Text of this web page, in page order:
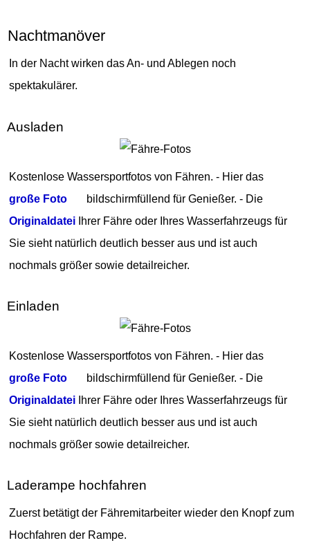
Nachtmanöver
In der Nacht wirken das An- und Ablegen noch
spektakulärer.
Ausladen
Kostenlose Wassersportfotos von Fähren. - Hier das
große Foto
bildschirmfüllend für Genießer. - Die
Originaldatei Ihrer Fähre oder Ihres Wasserfahrzeugs für
Sie sieht natürlich deutlich besser aus und ist auch
nochmals größer sowie detailreicher.
Einladen
Kostenlose Wassersportfotos von Fähren. - Hier das
große Foto
bildschirmfüllend für Genießer. - Die
Originaldatei Ihrer Fähre oder Ihres Wasserfahrzeugs für
Sie sieht natürlich deutlich besser aus und ist auch
nochmals größer sowie detailreicher.
Laderampe hochfahren
Zuerst betätigt der Fähremitarbeiter wieder den Knopf zum
Hochfahren der Rampe.